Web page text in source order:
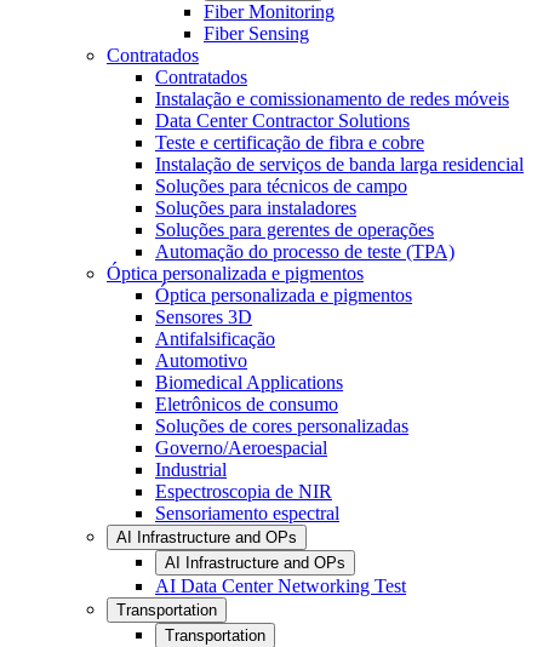
Fiber Monitoring
Fiber Sensing
Contratados
Contratados
Instalação e comissionamento de redes móveis
Data Center Contractor Solutions
Teste e certificação de fibra e cobre
Instalação de serviços de banda larga residencial
Soluções para técnicos de campo
Soluções para instaladores
Soluções para gerentes de operações
Automação do processo de teste (TPA)
Óptica personalizada e pigmentos
Óptica personalizada e pigmentos
Sensores 3D
Antifalsificação
Automotivo
Biomedical Applications
Eletrônicos de consumo
Soluções de cores personalizadas
Governo/Aeroespacial
Industrial
Espectroscopia de NIR
Sensoriamento espectral
AI Infrastructure and OPs
AI Infrastructure and OPs
AI Data Center Networking Test
Transportation
Transportation